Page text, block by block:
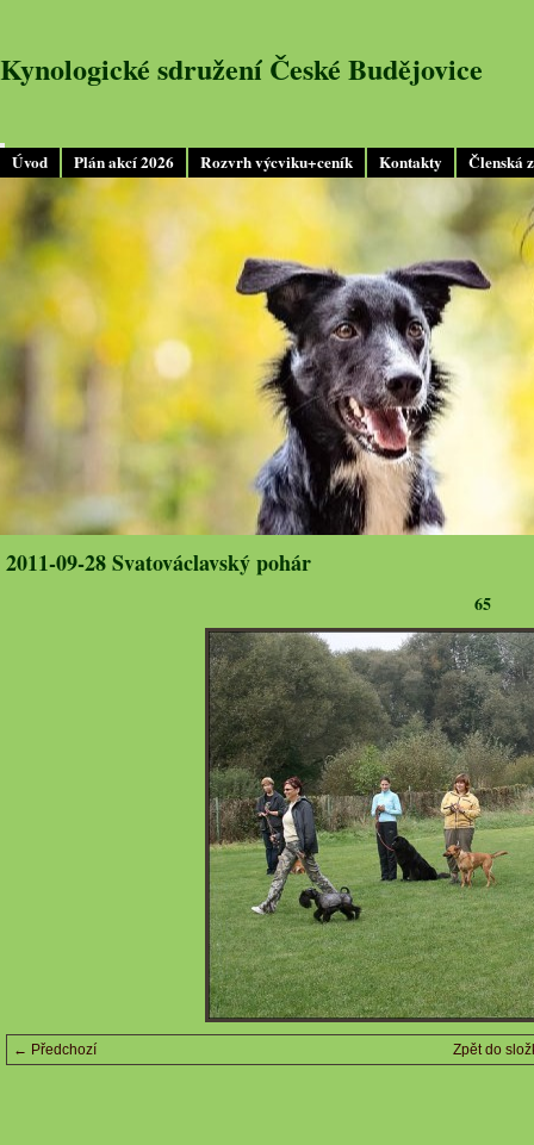
Úvod Plán akcí 2026 Rozvrh výcviku+ceník Kontakty Členská
Kynologické sdružení České Budějovice
2011-09-28 Svatováclavský pohár
65
← Předchozí Zpět do